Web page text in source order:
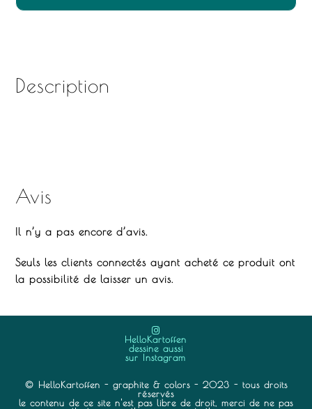
Description
Avis
Il n’y a pas encore d’avis.
Seuls les clients connectés ayant acheté ce produit ont
la possibilité de laisser un avis.
HelloKartoffen
dessine aussi
sur Instagram
© HelloKartoffen - graphite & colors - 2023 - tous droits
réservés
le contenu de ce site n'est pas libre de droit, merci de ne pas